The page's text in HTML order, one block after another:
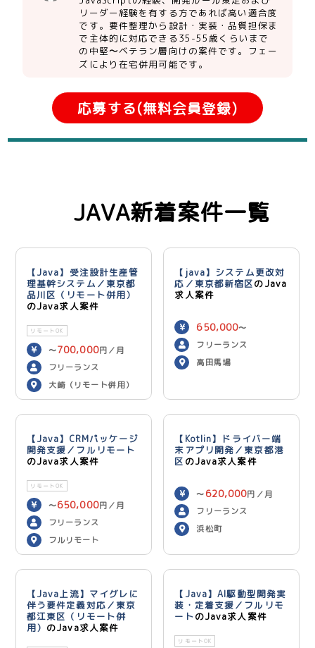
リーダー経験を有する方であれば高い適合度
です。要件整理から設計・実装・品質担保ま
で主体的に対応できる35-55歳くらいまで
の中堅〜ベテラン層向けの案件です。フェー
ズにより在宅併用可能です。
応募する(無料会員登録)
JAVA新着案件一覧
【Java】受注設計生産管
理基幹システム／東京都
品川区（リモート併用）
のJava求人案件
リモートOK
〜700,000円／月
フリーランス
大崎（リモート併用）
【java】システム更改対
応／東京都新宿区のJava
求人案件
650,000〜
750,000 円／月
フリーランス
高田馬場
【Java】CRMパッケージ
開発支援／フルリモート
のJava求人案件
リモートOK
〜650,000円／月
フリーランス
フルリモート
【Kotlin】ドライバー端
末アプリ開発／東京都港
区 のJava求人案件
〜 620,000円／月
フリーランス
浜松町
【Java上流】マイグレに
伴う要件定義対応／東京
都江東区（リモート併
用） のJava求人案件
【Java】AI駆動型開発実
装・定着支援／フルリモ
ートのJava求人案件
リモートOK